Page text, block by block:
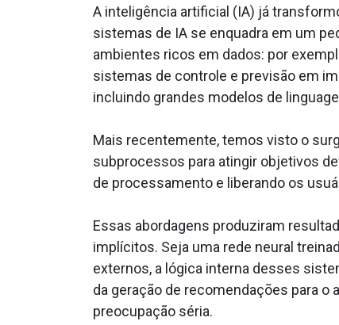
A inteligência artificial (IA) já
sistemas de IA se enquadra em um
ambientes ricos em dados: por
sistemas de controle e previsão em
incluindo grandes modelos de
Mais recentemente, temos visto o
subprocessos para atingir objetivos
de processamento e liberando os
Essas abordagens produziram
implícitos. Seja uma rede neural
externos, a lógica interna desses
da geração de recomendações para o
preocupação séria.